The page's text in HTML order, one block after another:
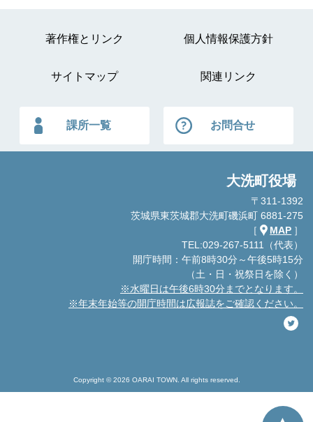
著作権とリンク 個人情報保護方針
サイトマップ 関連リンク
課所一覧 お問合せ
大洗町役場
〒311-1392
茨城県東茨城郡大洗町磯浜町 6881-275
［
MAP ］
TEL:029-267-5111（代表）
開庁時間：午前8時30分～午後5時15分
（土・日・祝祭日を除く）
※水曜日は午後6時30分までとなります。
※年末年始等の開庁時間は広報誌をご確認ください。
Copyright © 2026 OARAI TOWN. All rights reserved.